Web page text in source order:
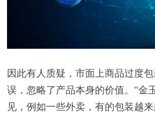
因此有人质疑，市面上商品过度
误，忽略了产品本身的价值。“金
见，例如一些外卖，有的包装越